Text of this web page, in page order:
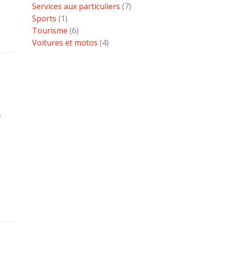
Services aux particuliers (7)
Sports (1)
Tourisme (6)
Voitures et motos (4)